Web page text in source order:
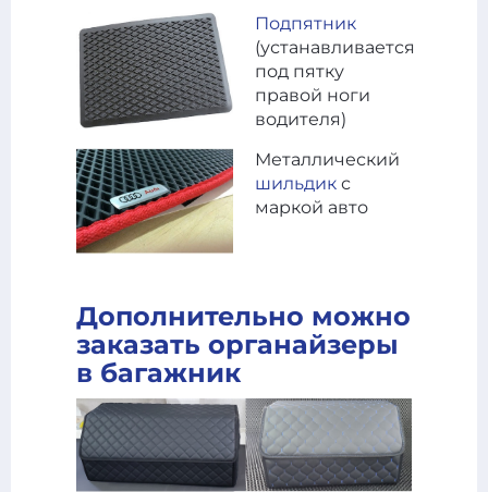
Подпятник
(устанавливается
под пятку
правой ноги
водителя)
Металлический
шильдик с
маркой авто
Дополнительно можно
заказать органайзеры
в багажник